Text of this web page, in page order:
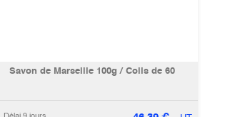
Savon de Marseille 100g / Colis de 60